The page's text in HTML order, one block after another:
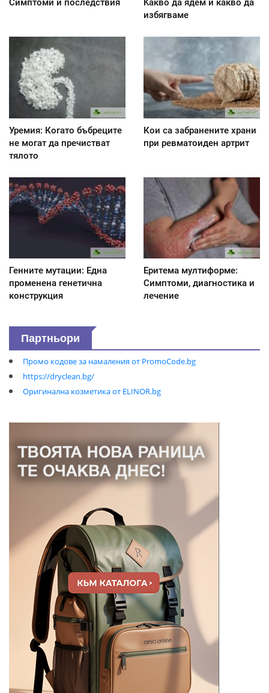
Симптоми и последствия
Kакво да ядем и какво да
избягваме
Уремия: Когато бъбреците
не могат да пречистват
тялото
Кои са забранените храни
при ревматоиден артрит
Генните мутации: Една
променена генетична
конструкция
Еритема мултиформе:
Симптоми, диагностика и
лечение
Партньори
Промо кодове за намаления от PromoCode.bg
https://dryclean.bg/
Оригинална козметика от ELINOR.bg